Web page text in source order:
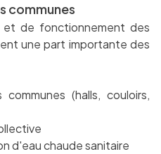
communes
de fonctionnement des
une part importante des
(halls, couloirs,
d'eau chaude sanitaire